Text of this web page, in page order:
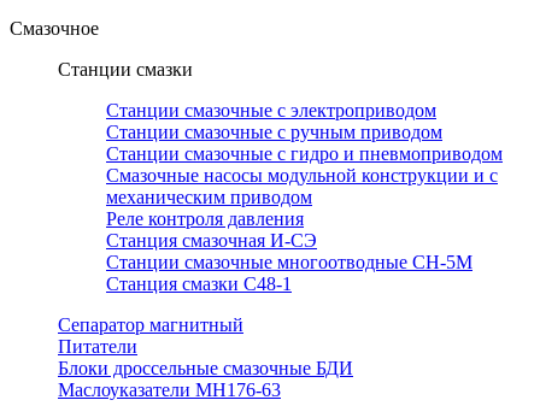
Смазочное
Станции смазки
Станции смазочные с электроприводом
Станции смазочные с ручным приводом
Станции смазочные с гидро и пневмоприводом
Смазочные насосы модульной конструкции и с
механическим приводом
Реле контроля давления
Станция смазочная И-СЭ
Станции смазочные многоотводные СН-5М
Станция смазки С48-1
Сепаратор магнитный
Питатели
Блоки дроссельные смазочные БДИ
Маслоуказатели МН176-63